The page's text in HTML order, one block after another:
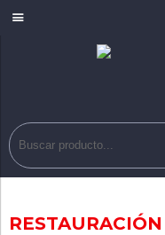
RESTAURACIÓN